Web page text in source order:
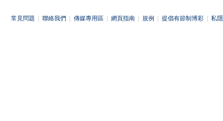
常見問題 聯絡我們 傳媒專用區 網頁指南 規例 提倡有節制博彩 私